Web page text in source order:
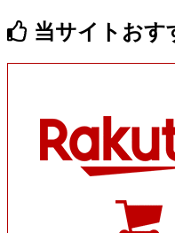
当サイトおす